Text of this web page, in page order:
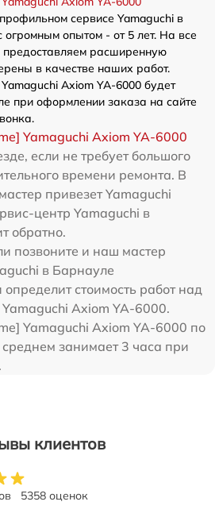
сервисе Yamaguchi в
опытом - от 5 лет. На все
предоставляем расширенную
в качестве наших работ.
Axiom YA-6000 будет
при оформлении заказа на сайте
Yamaguchi Axiom YA-6000
если не требует большого
времени ремонта. В
привезет Yamaguchi
центр Yamaguchi в
обратно.
позвоните и наш мастер
в Барнауле
определит стоимость работ над
Axiom YA-6000.
Yamaguchi Axiom YA-6000 по
занимает 3 часа при
клиентов
5358 оценок